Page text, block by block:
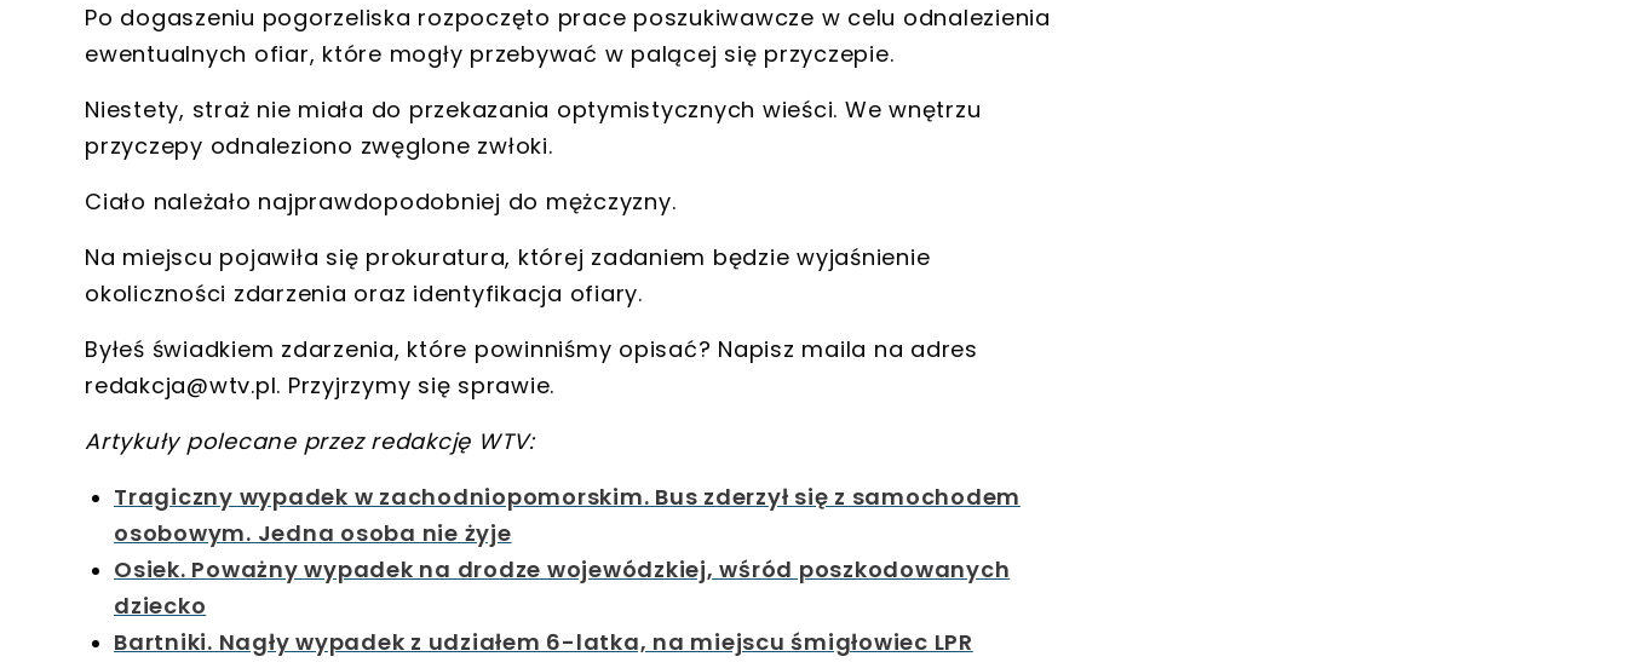
Po dogaszeniu pogorzeliska rozpoczęto prace poszukiwawcze w celu odnalezienia
ewentualnych ofiar, które mogły przebywać w palącej się przyczepie.
Niestety, straż nie miała do przekazania optymistycznych wieści. We wnętrzu
przyczepy odnaleziono zwęglone zwłoki.
Ciało należało najprawdopodobniej do mężczyzny.
Na miejscu pojawiła się prokuratura, której zadaniem będzie wyjaśnienie
okoliczności zdarzenia oraz identyfikacja ofiary.
Byłeś świadkiem zdarzenia, które powinniśmy opisać? Napisz maila na adres
redakcja@wtv.pl. Przyjrzymy się sprawie.
Artykuły polecane przez redakcję WTV:
Tragiczny wypadek w zachodniopomorskim. Bus zderzył się z samochodem
osobowym. Jedna osoba nie żyje
Osiek. Poważny wypadek na drodze wojewódzkiej, wśród poszkodowanych
dziecko
Bartniki. Nagły wypadek z udziałem 6-latka, na miejscu śmigłowiec LPR